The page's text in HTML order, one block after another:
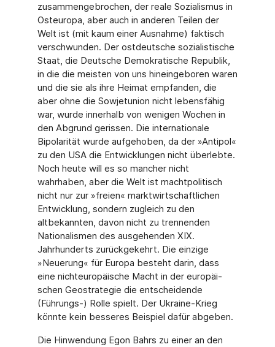
zusammengebrochen, der reale Sozialismus in
Osteuropa, aber auch in anderen Teilen der
Welt ist (mit kaum einer Ausnahme) faktisch
verschwunden. Der ostdeutsche sozialistische
Staat, die Deutsche Demokratische Republik,
in die die meisten von uns hineingeboren waren
und die sie als ihre Heimat empfanden, die
aber ohne die Sowjetunion nicht lebensfähig
war, wurde inner­halb von wenigen Wochen in
den Abgrund gerissen. Die internationale
Bipolarität wurde aufgehoben, da der »Antipol«
zu den USA die Entwicklungen nicht überlebte.
Noch heute will es so mancher nicht
wahrhaben, aber die Welt ist machtpolitisch
nicht nur zur »freien« marktwirtschaftlichen
Entwicklung, sondern zugleich zu den
altbekannten, davon nicht zu trennenden
Nationalismen des ausgehenden XIX.
Jahrhunderts zurückgekehrt. Die einzige
»Neuerung« für Europa besteht darin, dass
eine nichteuropäische Macht in der europäi­
schen Geostrategie die entscheidende
(Führungs-) Rolle spielt. Der Ukraine-Krieg
könnte kein besseres Beispiel dafür abgeben.
Die Hinwendung Egon Bahrs zu einer an den